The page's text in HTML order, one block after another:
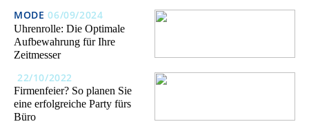
MODE 06/09/2024
Uhrenrolle: Die Optimale
Aufbewahrung für Ihre
Zeitmesser
22/10/2022
Firmenfeier? So planen Sie
eine erfolgreiche Party fürs
Büro